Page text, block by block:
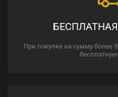
При покупке на сумму более
бесплатную